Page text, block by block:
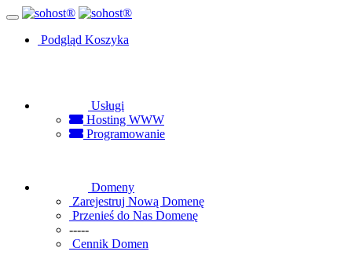
Podgląd Koszyka
Usługi
Hosting WWW
Programowanie
Domeny
Zarejestruj Nową Domenę
Przenieś do Nas Domenę
-----
Cennik Domen